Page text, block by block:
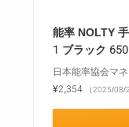
能率 NOLTY
1 ブラック
日本能率協会マ
¥2,354
（2025/08/